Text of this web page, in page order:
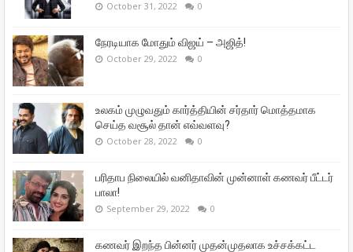
October 31, 2022 0
நேரடியாக மோதும் விஜய் – அஜித்!
October 29, 2022 0
உலகம் முழுவதும் கார்த்தியின் சர்தார் மொத்தமாக
செய்த வசூல் தான் எவ்வளவு?
October 28, 2022 0
பரிதாப நிலையில் வனிதாவின் முன்னாள் கணவர் பீட்டர்
பாலா!
September 29, 2022 0
கணவர் இறந்த பின்னர் முதன்முதலாக உச்சக்கட்ட